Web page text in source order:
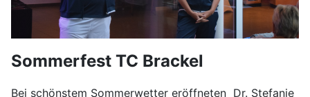
Sommerfest TC Brackel
Bei schönstem Sommerwetter eröffneten Dr. Stefanie